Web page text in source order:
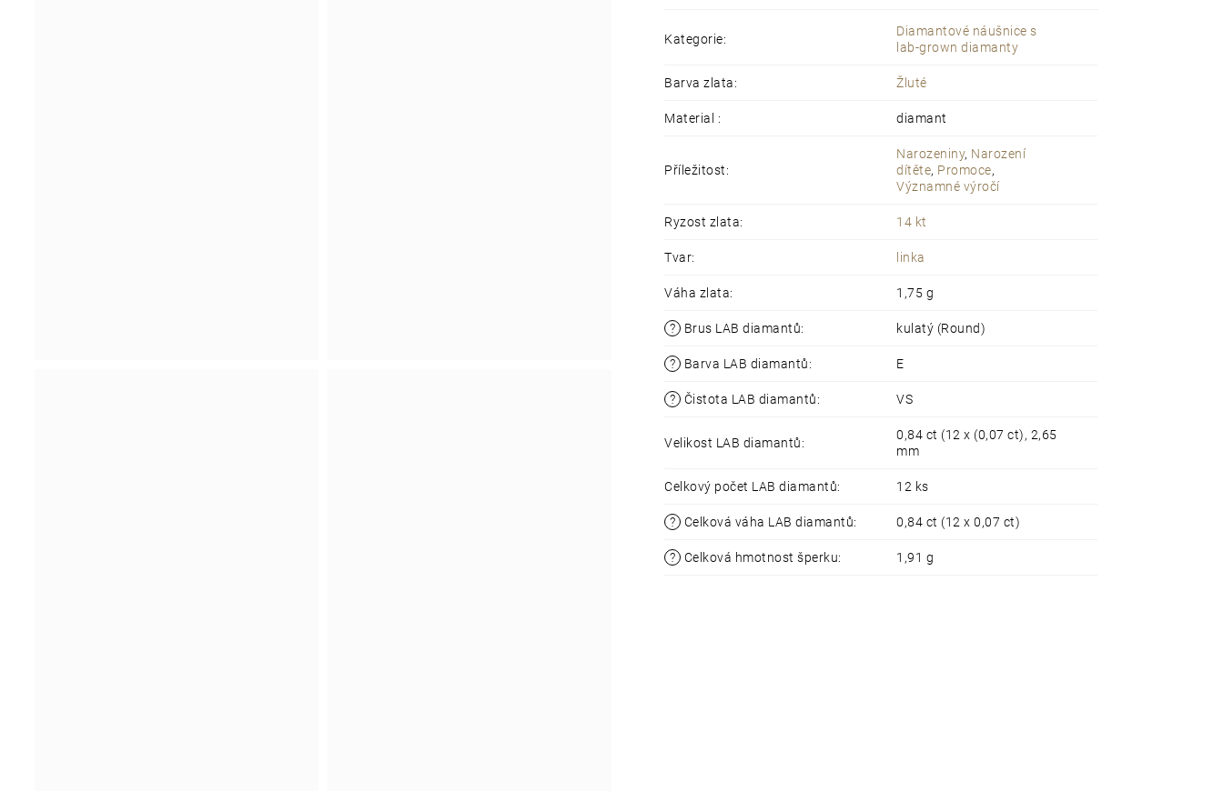
osobním vzkazem dle přání
Kategorie:
Diamantové náušnice s
lab-grown diamanty
Barva zlata: Žluté
Material : diamant
Příležitost:
Narozeniny, Narození
dítěte, Promoce,
Významné výročí
Ryzost zlata: 14 kt
Tvar: linka
Váha zlata: 1,75 g
? Brus LAB diamantů: kulatý (Round)
? Barva LAB diamantů: E
? Čistota LAB diamantů: VS
Velikost LAB diamantů:
0,84 ct (12 x (0,07 ct), 2,65
mm
Celkový počet LAB diamantů: 12 ks
? Celková váha LAB diamantů: 0,84 ct (12 x 0,07 ct)
? Celková hmotnost šperku: 1,91 g